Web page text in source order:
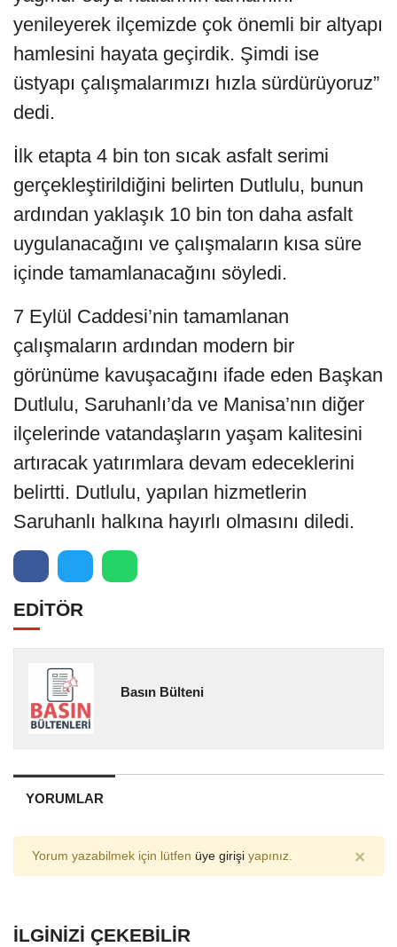
yenileyerek ilçemizde çok önemli bir altyapı
hamlesini hayata geçirdik. Şimdi ise
üstyapı çalışmalarımızı hızla sürdürüyoruz”
dedi.
İlk etapta 4 bin ton sıcak asfalt serimi
gerçekleştirildiğini belirten Dutlulu, bunun
ardından yaklaşık 10 bin ton daha asfalt
uygulanacağını ve çalışmaların kısa süre
içinde tamamlanacağını söyledi.
7 Eylül Caddesi’nin tamamlanan
çalışmaların ardından modern bir
görünüme kavuşacağını ifade eden Başkan
Dutlulu, Saruhanlı’da ve Manisa’nın diğer
ilçelerinde vatandaşların yaşam kalitesini
artıracak yatırımlara devam edeceklerini
belirtti. Dutlulu, yapılan hizmetlerin
Saruhanlı halkına hayırlı olmasını diledi.
EDİTÖR
Basın Bülteni
YORUMLAR
Yorum yazabilmek için lütfen üye girişi yapınız. ×
İLGINIZI ÇEKEBILIR